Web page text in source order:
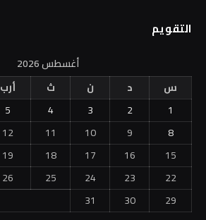
التقويم
أغسطس 2026
س
د ن ث أرب
1
2
3
4
5
8
9
10
11
12
15
16
17
18
19
22
23
24
25
26
29
30
31